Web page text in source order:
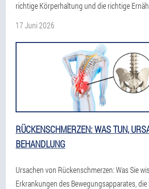
richtige Körperhaltung und die richtige
17 Juni 2026
RÜCKENSCHMERZEN: WAS TUN,
BEHANDLUNG
Ursachen von Rückenschmerzen: Was Sie
Erkrankungen des Bewegungsapparates,